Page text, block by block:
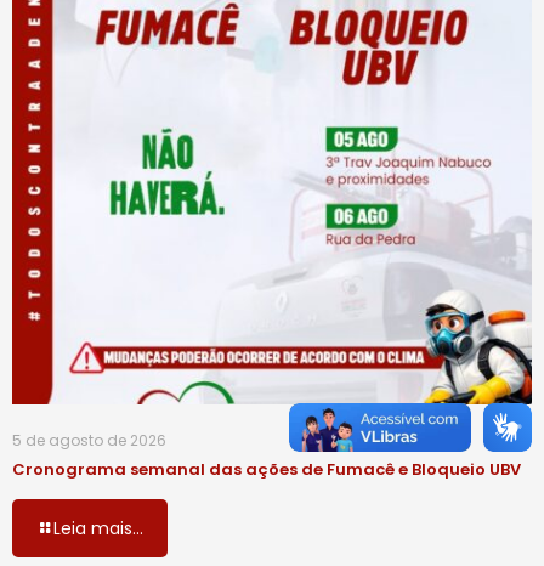
5 de agosto de 2026
Cronograma semanal das ações de Fumacê e Bloqueio UBV
Leia mais...